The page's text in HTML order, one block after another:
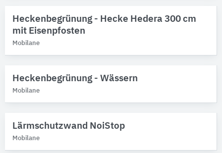
Heckenbegrünung - Hecke Hedera 300 cm
mit Eisenpfosten
Mobilane
Heckenbegrünung - Wässern
Mobilane
Lärmschutzwand NoiStop
Mobilane